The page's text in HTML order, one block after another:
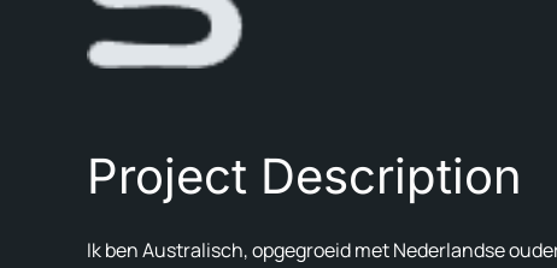
Project Description
Ik ben Australisch, opgegroeid met Nederlandse